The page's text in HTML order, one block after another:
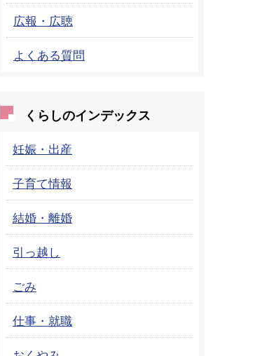
広報・広聴
よくある質問
くらしのインデックス
妊娠・出産
子育て情報
結婚・離婚
引っ越し
ごみ
仕事・就職